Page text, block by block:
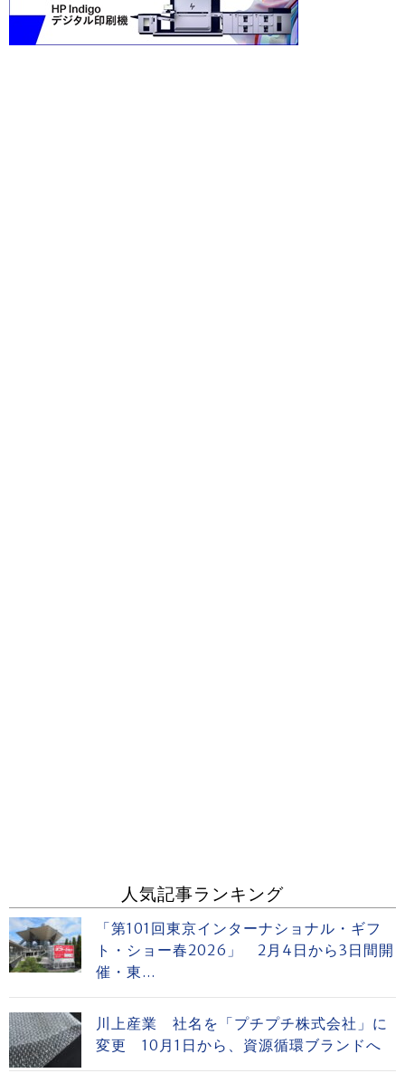
人気記事ランキング
「第101回東京インターナショナル・ギフ
ト・ショー春2026」 2月4日から3日間開
催・東...
川上産業 社名を「プチプチ株式会社」に
変更 10月1日から、資源循環ブランドへ